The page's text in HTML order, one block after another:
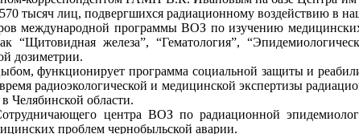
тысяч лиц, подвергшихся радиационному воздействию в
международной программы ВОЗ по изучению
“Щитовидная железа”, “Гематология”,
дозиметрии.
функционирует программа социальной защиты и
радиоэкологической и медицинской экспертизы
Челябинской области.
центра ВОЗ по радиационной
проблем чернобыльской аварии.